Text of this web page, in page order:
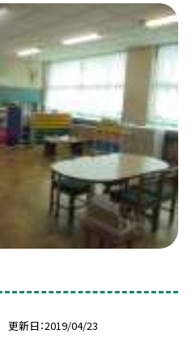
更新日 2019/04/23